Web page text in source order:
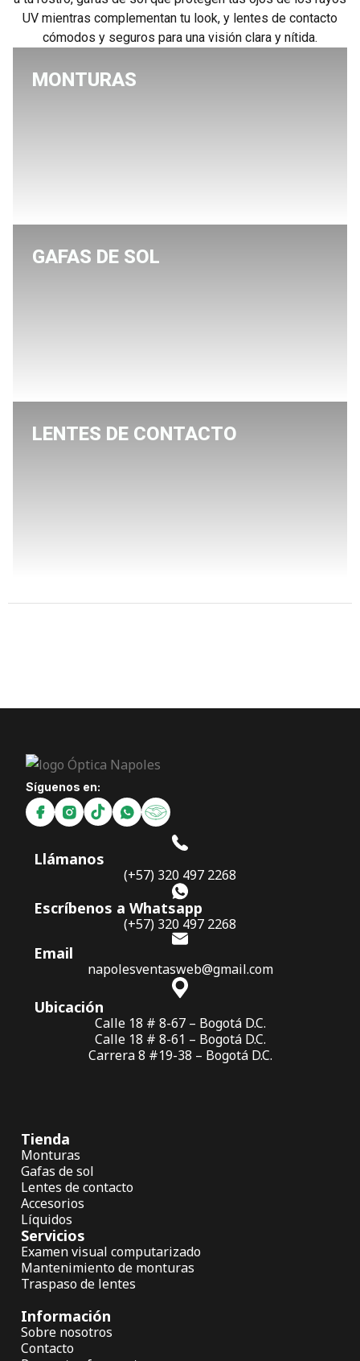
UV mientras complementan tu look, y lentes de contacto
cómodos y seguros para una visión clara y nítida.
MONTURAS
GAFAS DE SOL
LENTES DE CONTACTO
Síguenos en:
Llámanos
(+57) 320 497 2268
Escríbenos a Whatsapp
(+57) 320 497 2268
Email
napolesventasweb@gmail.com
Ubicación
Calle 18 # 8-67 – Bogotá D.C.
Calle 18 # 8-61 – Bogotá D.C.
Carrera 8 #19-38 – Bogotá D.C.
Tienda
Monturas
Gafas de sol
Lentes de contacto
Accesorios
Líquidos
Servicios
Examen visual computarizado
Mantenimiento de monturas
Traspaso de lentes
Información
Sobre nosotros
Contacto